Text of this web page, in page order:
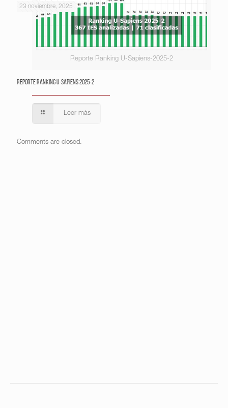
Reporte Ranking U-Sapiens-2025-2
23 noviembre, 2025
Reporte Ranking U-Sapiens 2025-2
Leer más
Comments are closed.